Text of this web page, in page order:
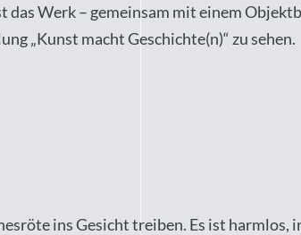
Werk – gemeinsam mit einem
„Kunst macht Geschichte(n)“ zu sehen.
ins Gesicht treiben. Es ist